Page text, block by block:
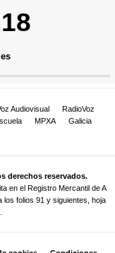
Audiovisual
RadioVoz
MPXA
Galicia
derechos reservados.
en el Registro Mercantil de A
los folios 91 y siguientes, hoja